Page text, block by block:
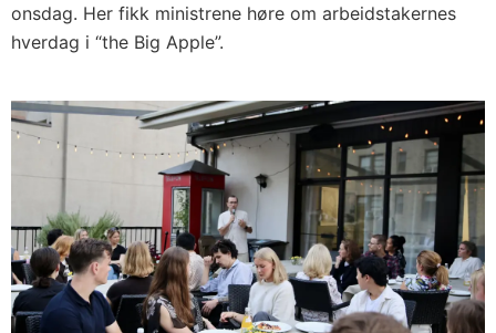
onsdag. Her fikk ministrene høre om arbeidstakernes
hverdag i “the Big Apple”.